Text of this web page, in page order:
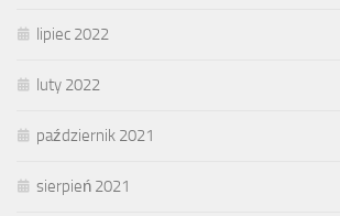
lipiec 2022
luty 2022
październik 2021
sierpień 2021